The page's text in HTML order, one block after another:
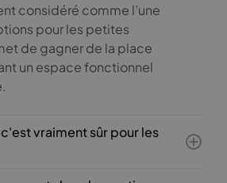
considéré comme l’une
pour les petites
de gagner de la place
un espace fonctionnel
vraiment sûr pour les